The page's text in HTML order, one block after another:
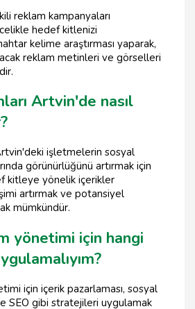
reklam kampanyaları
hedef kitlenizi
kelime araştırması yaparak,
reklam metinleri ve görselleri
Artvin'de nasıl
işletmelerin sosyal
görünürlüğünü artırmak için
kitleye yönelik içerikler
artırmak ve potansiyel
mümkündür.
yönetimi için hangi
için içerik pazarlaması, sosyal
SEO gibi stratejileri uygulamak